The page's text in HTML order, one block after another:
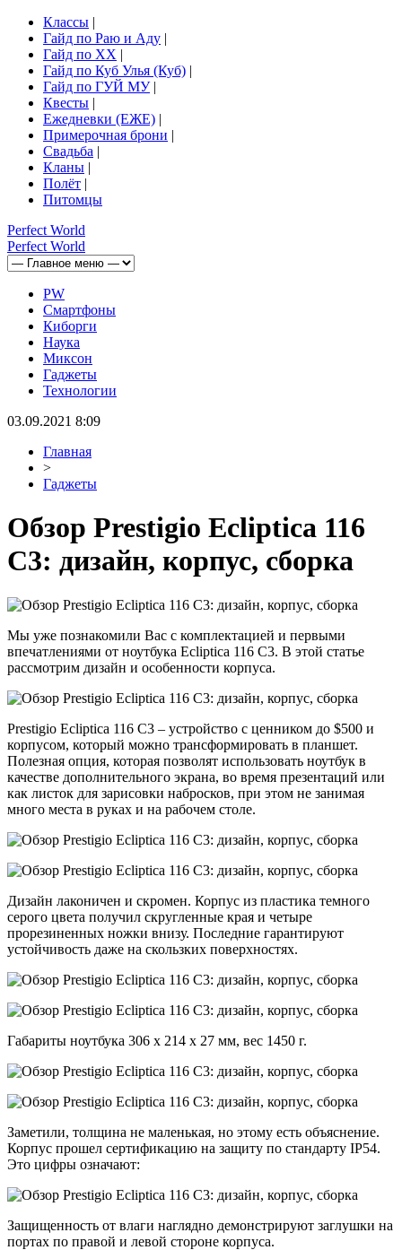
Классы |
Гайд по Раю и Аду |
Гайд по ХХ |
Гайд по Куб Улья (Куб) |
Гайд по ГУЙ МУ|
Квесты |
Ежедневки (ЕЖЕ) |
Примерочная брони |
Свадьба |
Кланы |
Полёт |
Питомцы
Perfect World
Perfect World
PW
Смартфоны
Киборги
Наука
Миксон
Гаджеты
Технологии
03.09.2021 8:09
Главная
>
Гаджеты
Обзор Prestigio Ecliptica 116
C3: дизайн, корпус, сборка
Мы уже познакомили Вас с комплектацией и первыми
впечатлениями от ноутбука Ecliptica 116 C3. В этой статье
рассмотрим дизайн и особенности корпуса.
Prestigio Ecliptica 116 C3 – устройство с ценником до $500 и
корпусом, который можно трансформировать в планшет.
Полезная опция, которая позволят использовать ноутбук в
качестве дополнительного экрана, во время презентаций или
как листок для зарисовки набросков, при этом не занимая
много места в руках и на рабочем столе.
Дизайн лаконичен и скромен. Корпус из пластика темного
серого цвета получил скругленные края и четыре
прорезиненных ножки внизу. Последние гарантируют
устойчивость даже на скользких поверхностях.
Габариты ноутбука 306 х 214 х 27 мм, вес 1450 г.
Заметили, толщина не маленькая, но этому есть объяснение.
Корпус прошел сертификацию на защиту по стандарту IP54.
Это цифры означают:
Защищенность от влаги наглядно демонстрируют заглушки на
портах по правой и левой стороне корпуса.